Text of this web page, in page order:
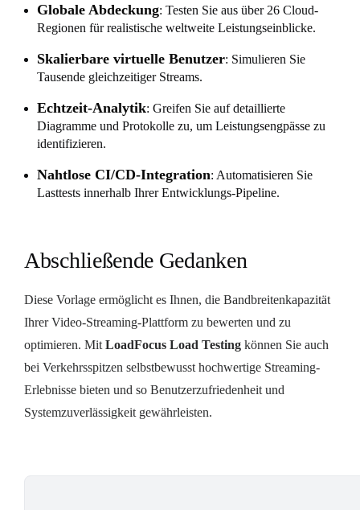
Globale Abdeckung: Testen Sie aus über 26 Cloud-
Regionen für realistische weltweite Leistungseinblicke.
Skalierbare virtuelle Benutzer: Simulieren Sie
Tausende gleichzeitiger Streams.
Echtzeit-Analytik: Greifen Sie auf detaillierte
Diagramme und Protokolle zu, um Leistungsengpässe zu
identifizieren.
Nahtlose CI/CD-Integration: Automatisieren Sie
Lasttests innerhalb Ihrer Entwicklungs-Pipeline.
Abschließende Gedanken
Diese Vorlage ermöglicht es Ihnen, die Bandbreitenkapazität
Ihrer Video-Streaming-Plattform zu bewerten und zu
optimieren. Mit LoadFocus Load Testing können Sie auch
bei Verkehrsspitzen selbstbewusst hochwertige Streaming-
Erlebnisse bieten und so Benutzerzufriedenheit und
Systemzuverlässigkeit gewährleisten.